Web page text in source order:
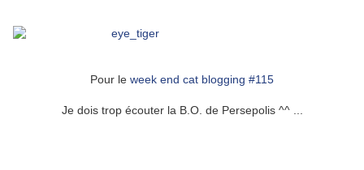
Pour le week end cat blogging #115
Je dois trop écouter la B.O. de Persepolis ^^ ...